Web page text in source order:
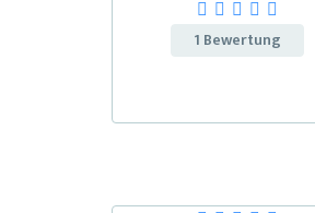
1 Bewertung